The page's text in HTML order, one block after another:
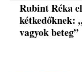
Rubint Réka
kétkedőknek:
vagyok beteg”